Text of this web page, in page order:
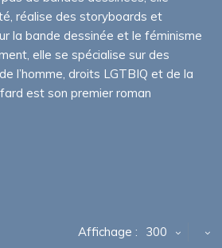
réalise des storyboards et
la bande dessinée et le féminisme
elle se spécialise sur des
l’homme, droits LGTBIQ et de la
est son premier roman
Affichage : 300